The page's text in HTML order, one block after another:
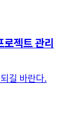
젝트 관리
길 바란다.